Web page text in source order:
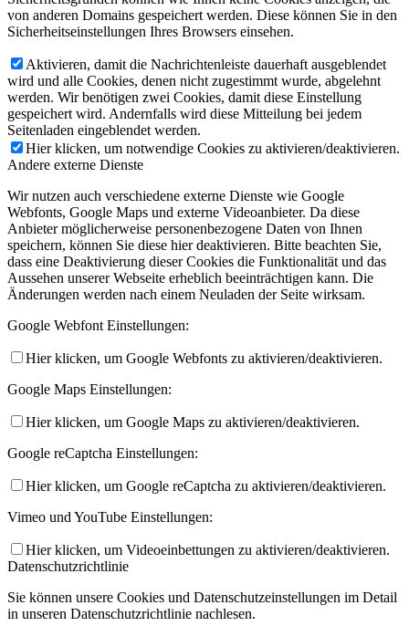
von anderen Domains gespeichert werden. Diese können Sie in den
Sicherheitseinstellungen Ihres Browsers einsehen.
Aktivieren, damit die Nachrichtenleiste dauerhaft ausgeblendet
wird und alle Cookies, denen nicht zugestimmt wurde, abgelehnt
werden. Wir benötigen zwei Cookies, damit diese Einstellung
gespeichert wird. Andernfalls wird diese Mitteilung bei jedem
Seitenladen eingeblendet werden.
Hier klicken, um notwendige Cookies zu aktivieren/deaktivieren.
Andere externe Dienste
Wir nutzen auch verschiedene externe Dienste wie Google
Webfonts, Google Maps und externe Videoanbieter. Da diese
Anbieter möglicherweise personenbezogene Daten von Ihnen
speichern, können Sie diese hier deaktivieren. Bitte beachten Sie,
dass eine Deaktivierung dieser Cookies die Funktionalität und das
Aussehen unserer Webseite erheblich beeinträchtigen kann. Die
Änderungen werden nach einem Neuladen der Seite wirksam.
Google Webfont Einstellungen:
Hier klicken, um Google Webfonts zu aktivieren/deaktivieren.
Google Maps Einstellungen:
Hier klicken, um Google Maps zu aktivieren/deaktivieren.
Google reCaptcha Einstellungen:
Hier klicken, um Google reCaptcha zu aktivieren/deaktivieren.
Vimeo und YouTube Einstellungen:
Hier klicken, um Videoeinbettungen zu aktivieren/deaktivieren.
Datenschutzrichtlinie
Sie können unsere Cookies und Datenschutzeinstellungen im Detail
in unseren Datenschutzrichtlinie nachlesen.